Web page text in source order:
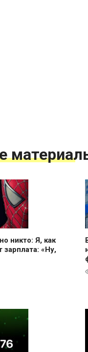
никто: Я, как
зарплата: «Ну,